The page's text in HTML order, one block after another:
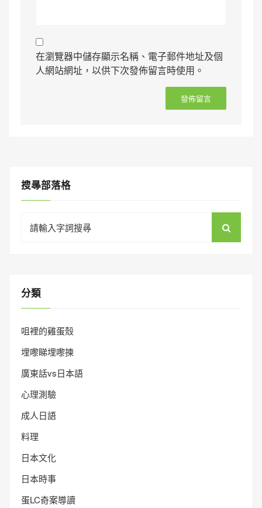
在瀏覽器中儲存顯示名稱、電子郵件地址及個
人網站網址，以供下次發佈留言時使用。
搜㝷部落格
for:
分類
咀裡的雞蛋殼
埋嚟睇埋嚟揀
廣東話vs日本語
心理測驗
成人日語
料理
日本文化
日本時事
蛋LC奇案導讀